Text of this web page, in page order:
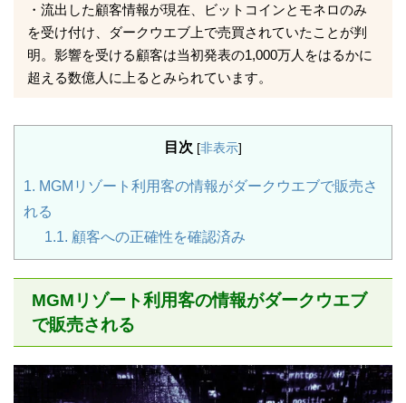
・流出した顧客情報が現在、ビットコインとモネロのみ
を受け付け、ダークウエブ上で売買されていたことが判
明。影響を受ける顧客は当初発表の1,000万人をはるかに
超える数億人に上るとみられています。
目次 [非表示]
1. MGMリゾート利用客の情報がダークウエブで販売さ
れる
1.1. 顧客への正確性を確認済み
MGMリゾート利用客の情報がダークウエブ
で販売される